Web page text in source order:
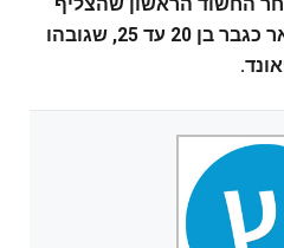
באקדח בקורבנו. הוא מתואר כגבר בן 20 עד 25, שגובהו